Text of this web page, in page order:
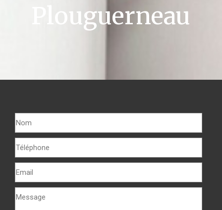
Plouguerneau